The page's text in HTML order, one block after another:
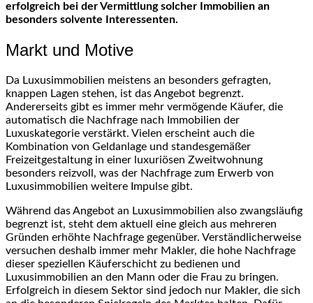
erfolgreich bei der Vermittlung solcher Immobilien an
besonders solvente Interessenten.
Markt und Motive
Da Luxusimmobilien meistens an besonders gefragten,
knappen Lagen stehen, ist das Angebot begrenzt.
Andererseits gibt es immer mehr vermögende Käufer, die
automatisch die Nachfrage nach Immobilien der
Luxuskategorie verstärkt. Vielen erscheint auch die
Kombination von Geldanlage und standesgemäßer
Freizeitgestaltung in einer luxuriösen Zweitwohnung
besonders reizvoll, was der Nachfrage zum Erwerb von
Luxusimmobilien weitere Impulse gibt.
Während das Angebot an Luxusimmobilien also zwangsläufig
begrenzt ist, steht dem aktuell eine gleich aus mehreren
Gründen erhöhte Nachfrage gegenüber. Verständlicherweise
versuchen deshalb immer mehr Makler, die hohe Nachfrage
dieser speziellen Käuferschicht zu bedienen und
Luxusimmobilien an den Mann oder die Frau zu bringen.
Erfolgreich in diesem Sektor sind jedoch nur Makler, die sich